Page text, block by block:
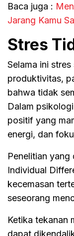
Baca juga :
Jarang Kamu
Stres
Selama ini
produktivitas,
bahwa tidak
Dalam
positif yang
energi, dan
Penelitian
Individual
kecemasan
seseorang
Ketika tekanan
dapat